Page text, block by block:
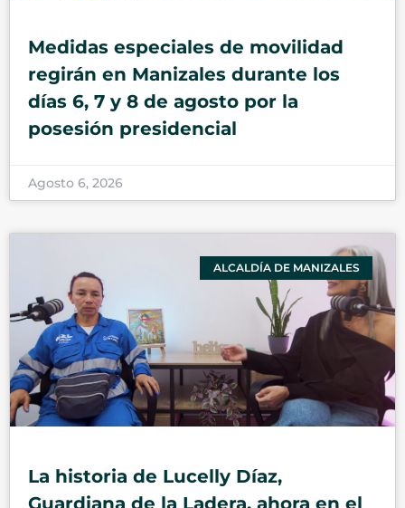
Medidas especiales de movilidad
regirán en Manizales durante los
días 6, 7 y 8 de agosto por la
posesión presidencial
Agosto 6, 2026
ALCALDÍA DE MANIZALES
La historia de Lucelly Díaz,
Guardiana de la Ladera, ahora en el